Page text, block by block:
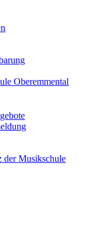
Oberemmental
der Musikschule